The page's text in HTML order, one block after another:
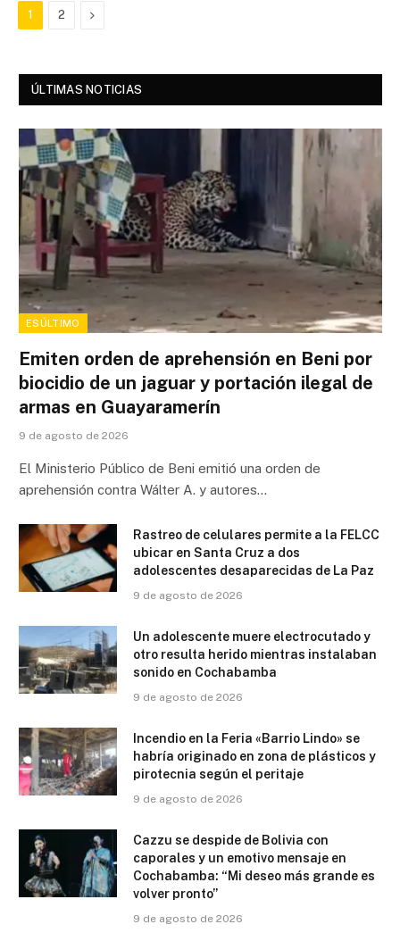
1 2 Next
ÚLTIMAS NOTICIAS
ESÚLTIMO
Emiten orden de aprehensión en Beni por
biocidio de un jaguar y portación ilegal de
armas en Guayaramerín
9 de agosto de 2026
El Ministerio Público de Beni emitió una orden de
aprehensión contra Wálter A. y autores…
Rastreo de celulares permite a la FELCC
ubicar en Santa Cruz a dos
adolescentes desaparecidas de La Paz
9 de agosto de 2026
Un adolescente muere electrocutado y
otro resulta herido mientras instalaban
sonido en Cochabamba
9 de agosto de 2026
Incendio en la Feria «Barrio Lindo» se
habría originado en zona de plásticos y
pirotecnia según el peritaje
9 de agosto de 2026
Cazzu se despide de Bolivia con
caporales y un emotivo mensaje en
Cochabamba: “Mi deseo más grande es
volver pronto”
9 de agosto de 2026